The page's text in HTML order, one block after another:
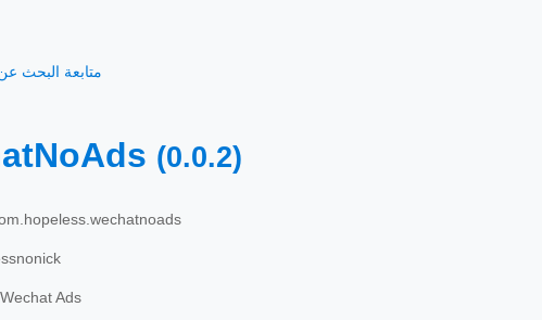
← متابعة البحث
(0.0.2)
Ads